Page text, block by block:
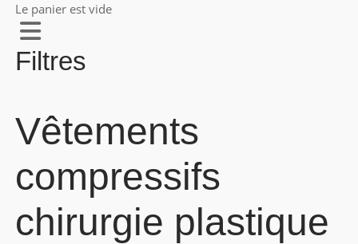
Le panier est vide
Filtres
Vêtements
compressifs
chirurgie plastique